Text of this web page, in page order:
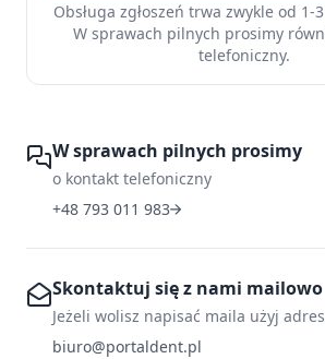
Obsługa zgłoszeń trwa zwykle od 1-
W sprawach pilnych prosimy
telefoniczny.
W sprawach pilnych prosimy
o kontakt telefoniczny
+48 793 011 983
Skontaktuj się z nami mailowo
Jeżeli wolisz napisać maila użyj
biuro@portaldent.pl